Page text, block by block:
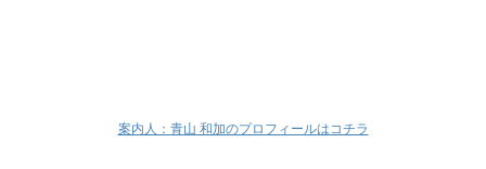
案内人：青山 和加のプロフィールはコチラ